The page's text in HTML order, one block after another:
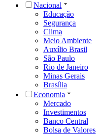
Nacional
Educação
Segurança
Clima
Meio Ambiente
Auxílio Brasil
São Paulo
Rio de Janeiro
Minas Gerais
Brasília
Economia
Mercado
Investimentos
Banco Central
Bolsa de Valores